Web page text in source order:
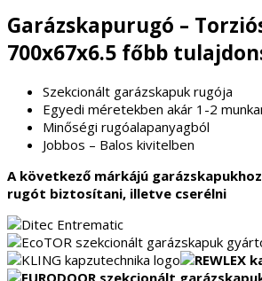
Garázskapurugó –
700x67x6.5 főbb
Szekcionált garázskapuk rugója
Egyedi méretekben akár 1-2
Minőségi rugóalapanyagból
Jobbos – Balos kivitelben
A következő márkájú
rugót biztosítani, illetve cserélni